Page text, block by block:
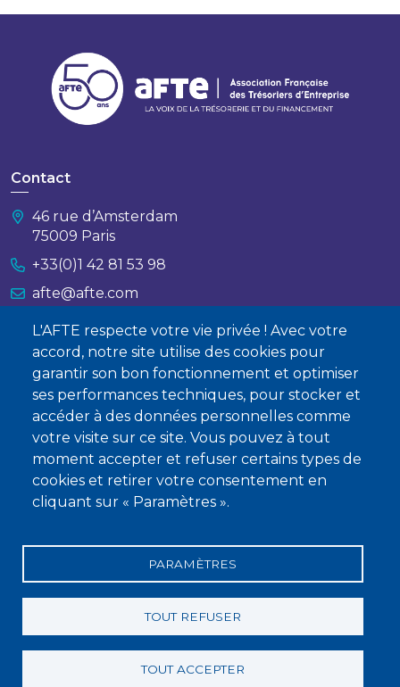
L'AFTE respecte votre vie privée ! Avec votre
accord, notre site utilise des cookies pour
garantir son bon fonctionnement et optimiser
ses performances techniques, pour stocker et
accéder à des données personnelles comme
votre visite sur ce site. Vous pouvez à tout
moment accepter et refuser certains types de
cookies et retirer votre consentement en
cliquant sur « Paramètres ».
PARAMÈTRES
TOUT REFUSER
TOUT ACCEPTER
Contact
46 rue d’Amsterdam
75009 Paris
+33(0)1 42 81 53 98
afte@afte.com
Nous contacter
À propos
Qui sommes-nous ?
Devenir membre
Mentions légales
Conditions générales de vente